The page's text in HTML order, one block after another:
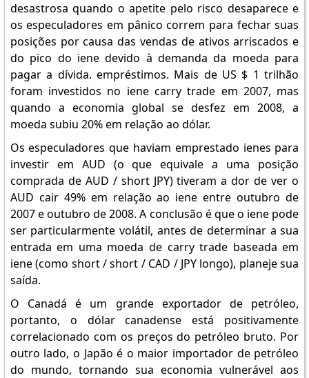
desastrosa quando o apetite pelo risco desaparece e
os especuladores em pânico correm para fechar suas
posições por causa das vendas de ativos arriscados e
do pico do iene devido à demanda da moeda para
pagar a dívida. empréstimos. Mais de US $ 1 trilhão
foram investidos no iene carry trade em 2007, mas
quando a economia global se desfez em 2008, a
moeda subiu 20% em relação ao dólar.
Os especuladores que haviam emprestado ienes para
investir em AUD (o que equivale a uma posição
comprada de AUD / short JPY) tiveram a dor de ver o
AUD cair 49% em relação ao iene entre outubro de
2007 e outubro de 2008. A conclusão é que o iene pode
ser particularmente volátil, antes de determinar a sua
entrada em uma moeda de carry trade baseada em
iene (como short / short / CAD / JPY longo), planeje sua
saída.
O Canadá é um grande exportador de petróleo,
portanto, o dólar canadense está positivamente
correlacionado com os preços do petróleo bruto. Por
outro lado, o Japão é o maior importador de petróleo
do mundo, tornando sua economia vulnerável aos